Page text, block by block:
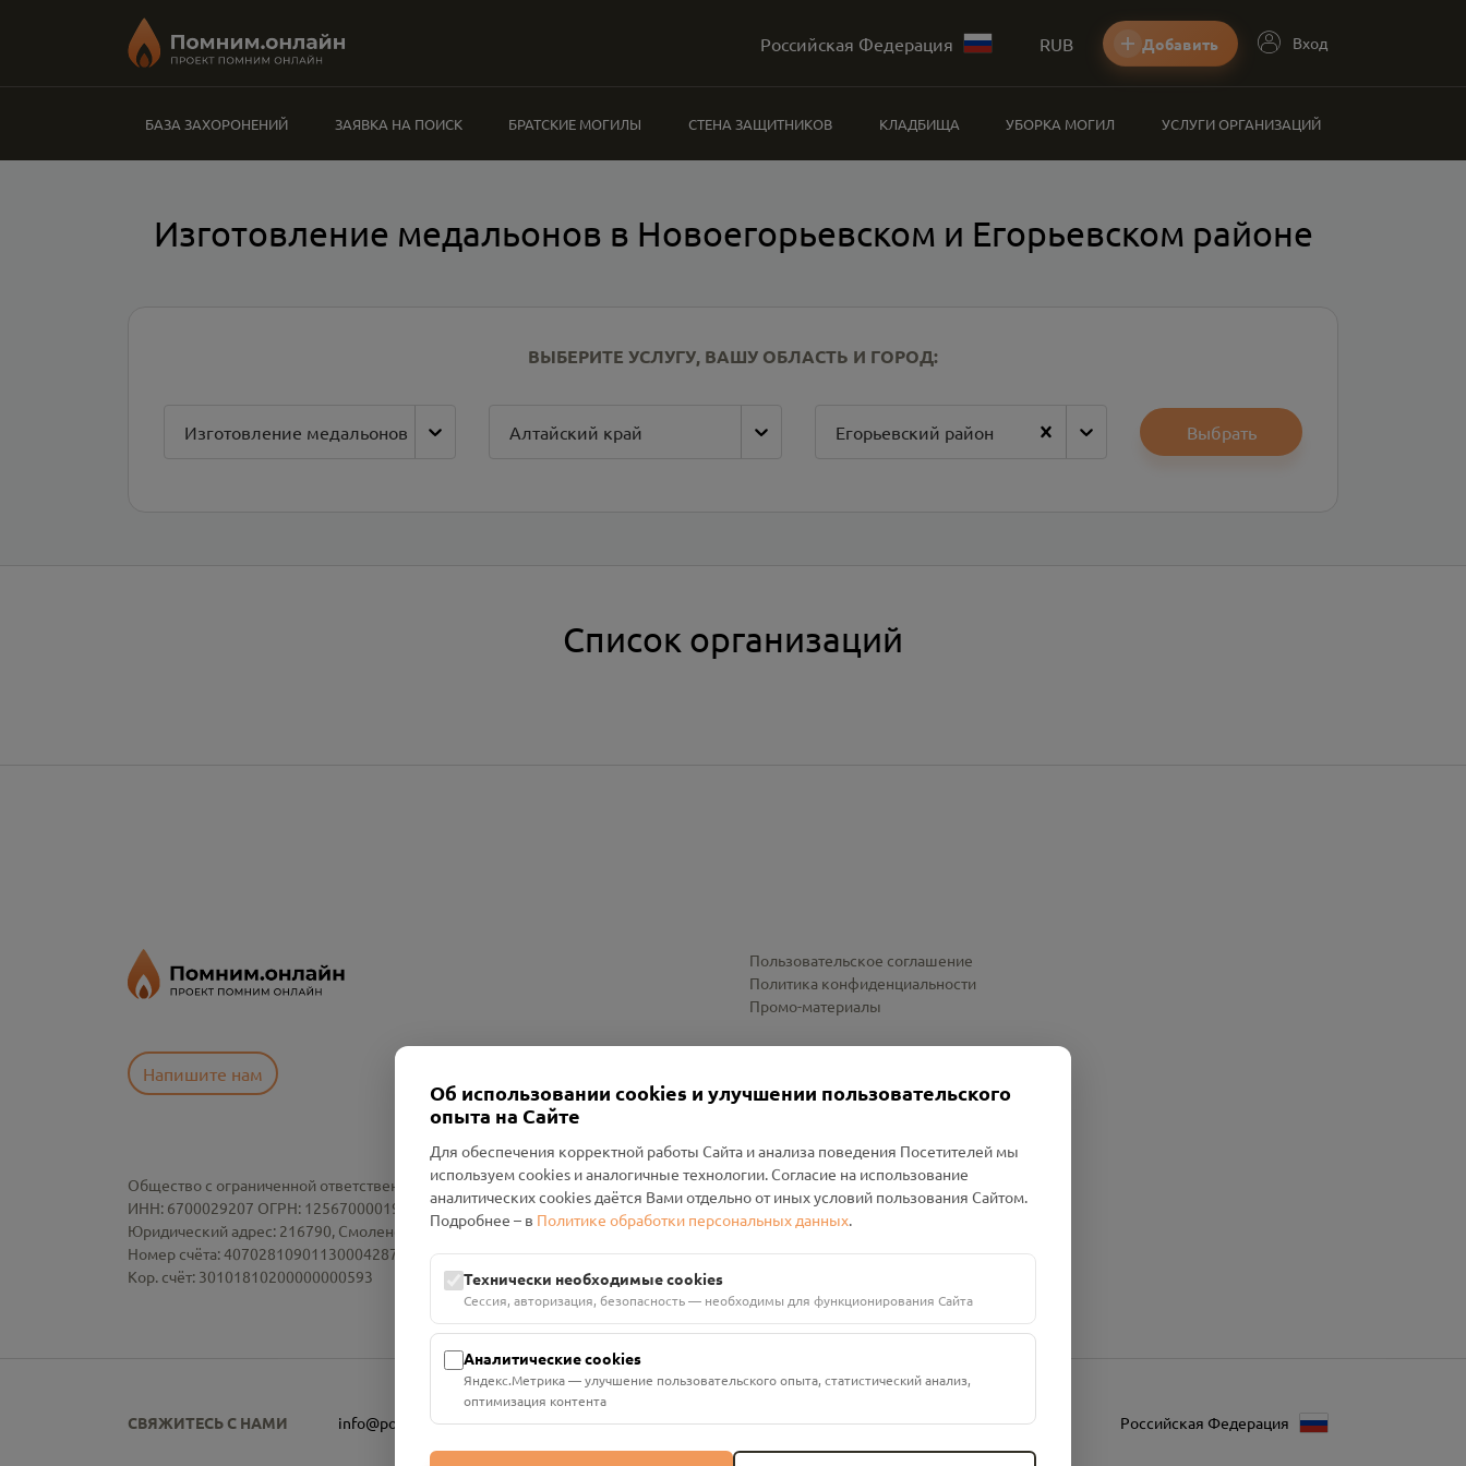
Российская Федерация RUB Добавить Вход
БАЗА ЗАХОРОНЕНИЙ ЗАЯВКА НА ПОИСК БРАТСКИЕ МОГИЛЫ СТЕНА ЗАЩИТНИКОВ КЛАДБИЩА УБОРКА МОГИЛ УСЛУГИ ОРГАНИЗАЦИЙ
Изготовление медальонов в Новоегорьевском и Егорьевском районе
ВЫБЕРИТЕ УСЛУГУ, ВАШУ ОБЛАСТЬ И ГОРОД:
Изготовление медальонов Алтайский край Егорьевский район Выбрать
Список организаций
Напишите нам
Пользовательское соглашение
Политика конфиденциальности
Промо-материалы
Общество с ограниченной ответственностью «Смоленский Проект Помним»
ИНН: 6700029207 ОГРН: 1256700001986
Юридический адрес: 216790, Смоленская область, р-н Руднянский, г. Рудня, улица Западная, д. 26А, пом. 18
Номер счёта: 40702810901130004287 в АО "АЛЬФА-БАНК"
Кор. счёт: 30101810200000000593
СВЯЖИТЕСЬ С НАМИ info@pomnim.online Российская Федерация
Об использовании cookies и улучшении пользовательского
опыта на Сайте
Для обеспечения корректной работы Сайта и анализа поведения Посетителей мы
используем cookies и аналогичные технологии. Согласие на использование
аналитических cookies даётся Вами отдельно от иных условий пользования Сайтом.
Подробнее – в Политике обработки персональных данных.
Технически необходимые cookies
Сессия, авторизация, безопасность — необходимы для функционирования Сайта
Аналитические cookies
Яндекс.Метрика — улучшение пользовательского опыта, статистический анализ,
оптимизация контента